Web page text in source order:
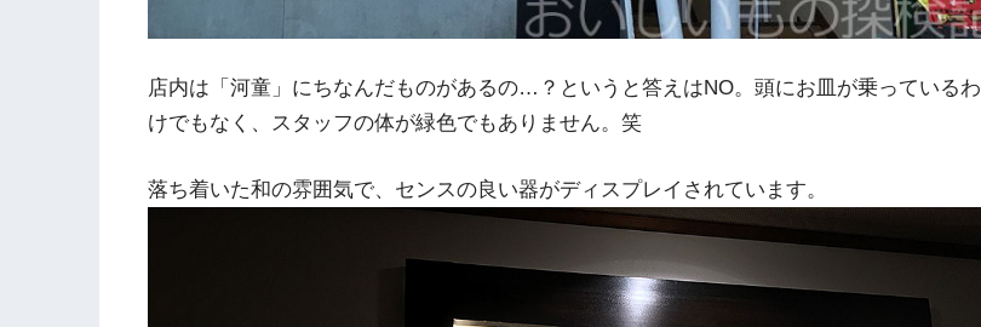
店内は「河童」にちなんだものがあるの…？というと答えはNO。頭にお皿が乗っているわ
けでもなく、スタッフの体が緑色でもありません。笑
落ち着いた和の雰囲気で、センスの良い器がディスプレイされています。